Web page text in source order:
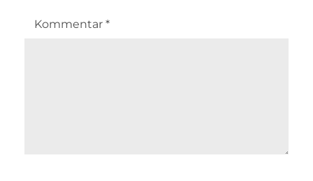
Kommentar *